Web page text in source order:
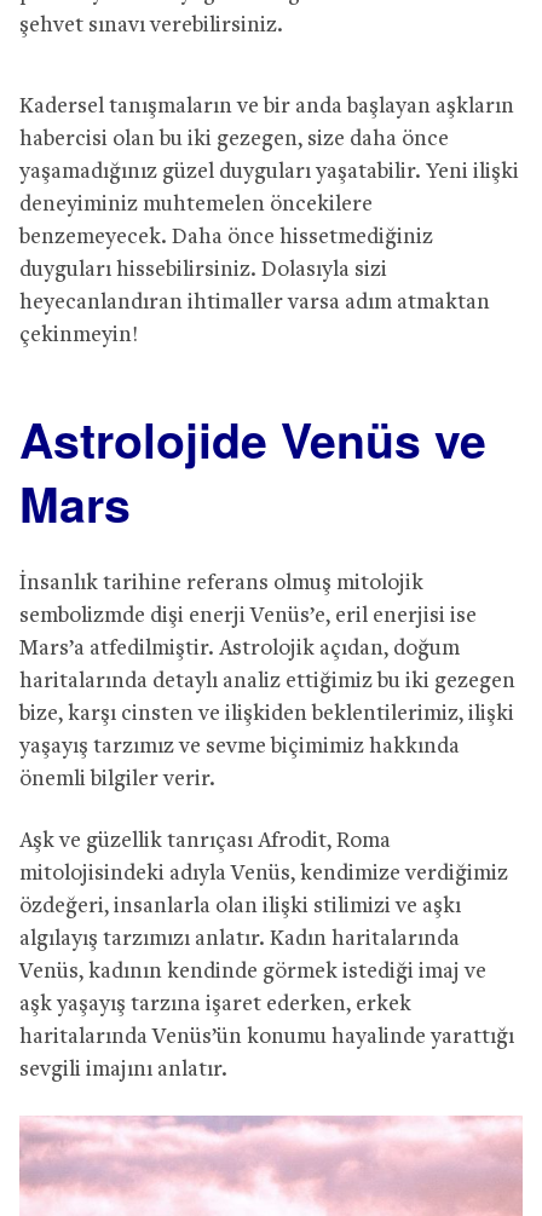
şehvet sınavı verebilirsiniz.
Kadersel tanışmaların ve bir anda başlayan aşkların
habercisi olan bu iki gezegen, size daha önce
yaşamadığınız güzel duyguları yaşatabilir. Yeni ilişki
deneyiminiz muhtemelen öncekilere
benzemeyecek. Daha önce hissetmediğiniz
duyguları hissebilirsiniz. Dolasıyla sizi
heyecanlandıran ihtimaller varsa adım atmaktan
çekinmeyin!
Astrolojide Venüs ve
Mars
İnsanlık tarihine referans olmuş mitolojik
sembolizmde dişi enerji Venüs’e, eril enerjisi ise
Mars’a atfedilmiştir. Astrolojik açıdan, doğum
haritalarında detaylı analiz ettiğimiz bu iki gezegen
bize, karşı cinsten ve ilişkiden beklentilerimiz, ilişki
yaşayış tarzımız ve sevme biçimimiz hakkında
önemli bilgiler verir.
Aşk ve güzellik tanrıçası Afrodit, Roma
mitolojisindeki adıyla Venüs, kendimize verdiğimiz
özdeğeri, insanlarla olan ilişki stilimizi ve aşkı
algılayış tarzımızı anlatır. Kadın haritalarında
Venüs, kadının kendinde görmek istediği imaj ve
aşk yaşayış tarzına işaret ederken, erkek
haritalarında Venüs’ün konumu hayalinde yarattığı
sevgili imajını anlatır.